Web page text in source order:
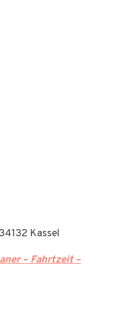
Kassel
– Fahrtzeit –